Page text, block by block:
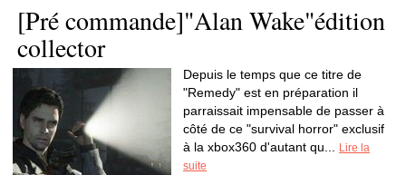
[Pré commande]"Alan Wake"édition
collector
Depuis le temps que ce titre de
"Remedy" est en préparation il
parraissait impensable de passer à
côté de ce "survival horror" exclusif
à la xbox360 d'autant qu...
Lire la
suite